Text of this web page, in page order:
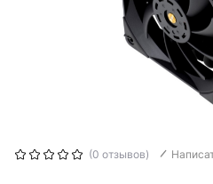
(0 отзывов)